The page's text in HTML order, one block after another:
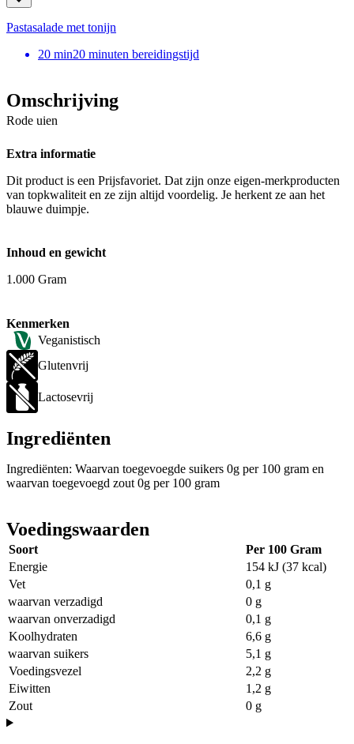
Pastasalade met tonijn
20 min20 minuten bereidingstijd
Omschrijving
Rode uien
Extra informatie
Dit product is een Prijsfavoriet. Dat zijn onze eigen-merkproducten
van topkwaliteit en ze zijn altijd voordelig. Je herkent ze aan het
blauwe duimpje.
Inhoud en gewicht
1.000 Gram
Kenmerken
Veganistisch
Glutenvrij
Lactosevrij
Ingrediënten
Ingrediënten: Waarvan toegevoegde suikers 0g per 100 gram en
waarvan toegevoegd zout 0g per 100 gram
Voedingswaarden
Soort
Per 100 Gram
Energie
154 kJ (37 kcal)
Vet
0,1 g
waarvan verzadigd
0 g
waarvan onverzadigd
0,1 g
Koolhydraten
6,6 g
waarvan suikers
5,1 g
Voedingsvezel
2,2 g
Eiwitten
1,2 g
Zout
0 g